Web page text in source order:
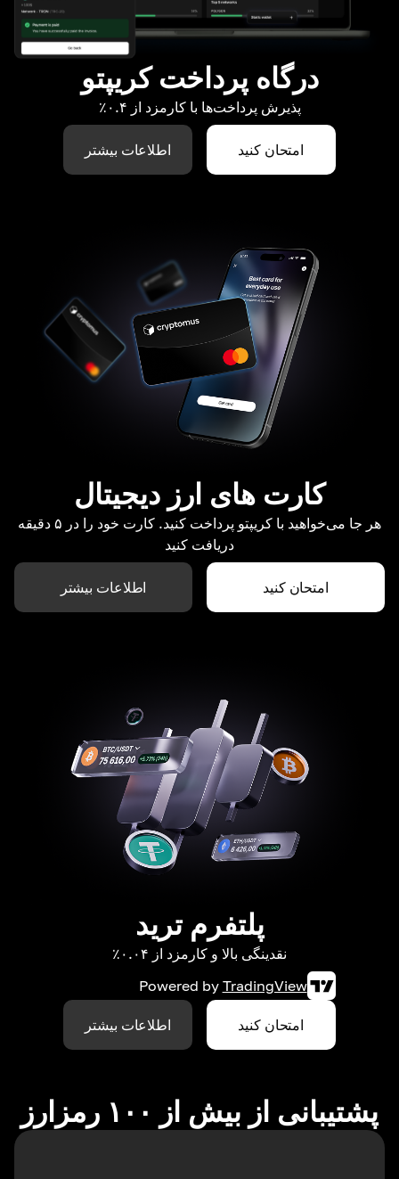
درگاه پرداخت کریپتو
پذیرش پرداخت‌ها با کارمزد از ۰.۴٪
امتحان کنید اطلاعات بیشتر
کارت های ارز دیجیتال
هر جا می‌خواهید با کریپتو پرداخت کنید. کارت خود را در ۵ دقیقه
دریافت کنید
امتحان کنید اطلاعات بیشتر
پلتفرم ترید
نقدینگی بالا و کارمزد از ۰.۰۴٪
Powered by TradingView
امتحان کنید اطلاعات بیشتر
پشتیبانی از بیش از ۱۰۰ رمزارز